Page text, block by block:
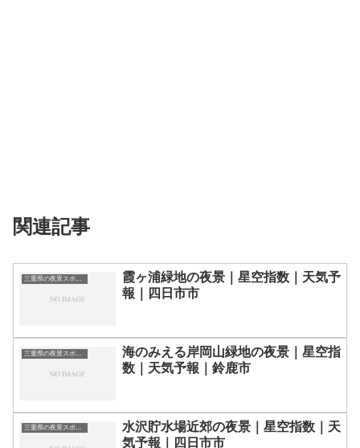
関連記事
三重県の夜景スポット一覧
霞ヶ浦緑地の夜景｜星空指数｜天気予
報｜四日市市
三重県の夜景スポット一覧
海のみえる岸岡山緑地の夜景｜星空指
数｜天気予報｜鈴鹿市
三重県の夜景スポット一覧
水沢貯水場近郊の夜景｜星空指数｜天
気予報｜四日市市